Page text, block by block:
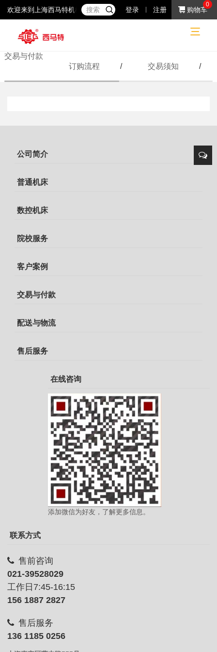
欢迎来到上海西马特机械制造有限公司！37年专注于小机床产品的研
登录 注册 购物车
0
交易与付款
网站首页 交易与付款
交易与付款
订购流程
/ 交易须知 /
公司简介
普通机床
数控机床
院校服务
客户案例
交易与付款
配送与物流
售后服务
在线咨询
添加微信为好友，了解更多信息。
联系方式
售前咨询
021-39528029
工作日7:45-16:15
156 1887 2827
售后服务
136 1185 0256